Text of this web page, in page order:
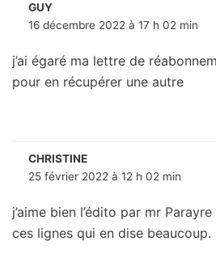
GUY
16 décembre 2022 à 17 h 02 min
j’ai égaré ma lettre de
pour en récupérer une autre
CHRISTINE
25 février 2022 à 12 h 02 min
j’aime bien l’édito par mr
ces lignes qui en dise beaucoup.